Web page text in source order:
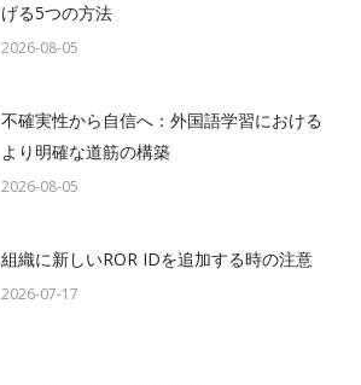
げる5つの方法
2026-08-05
不確実性から自信へ：外国語学習における
より明確な道筋の構築
2026-08-05
組織に新しいROR IDを追加する時の注意
2026-07-17